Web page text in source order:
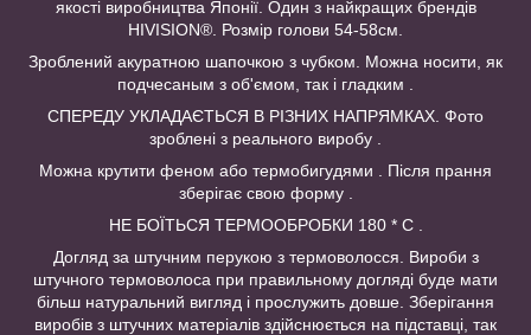
якості виробництва Японії. Один з найкращих брендів
HIVISION®️. Розмір голови 54-58см.
Зроблений акуратною шапочкою з чубком. Можна носити, як
подчесаным з об'ємом, так і гладким .
СПЕРЕДУ УКЛАДАЄТЬСЯ В РІЗНИХ НАПРЯМКАХ. Фото
зроблені з реального виробу .
Можна крутити феном або термобигудями . Після прання
зберігає свою форму .
НЕ БОЇТЬСЯ ТЕРМООБРОБКИ 180 * С .
Догляд за штучним перукою з термоволосся. Вироби з
штучного термоволоса при правильному догляді буде мати
більш натуральний вигляд і прослужить довше. Зберігання
виробів з штучних матеріалів здійснюється на підставці, так